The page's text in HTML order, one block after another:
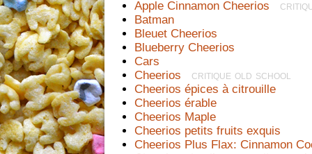
Apple Cinnamon Cheerios
Batman
Bleuet Cheerios
Blueberry Cheerios
Cars
Cheerios
  critique old school
Cheerios épices à citrouille
Cheerios érable
Cheerios Maple
Cheerios petits fruits exquis
Cheerios Plus Flax: Cinnamon